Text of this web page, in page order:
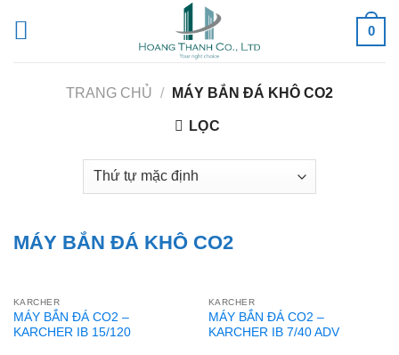
0
TRANG CHỦ / MÁY BẮN ĐÁ KHÔ CO2
LỌC
MÁY BẮN ĐÁ KHÔ CO2
KARCHER
MÁY BẮN ĐÁ CO2 –
KARCHER IB 15/120
KARCHER
MÁY BẮN ĐÁ CO2 –
KARCHER IB 7/40 ADV